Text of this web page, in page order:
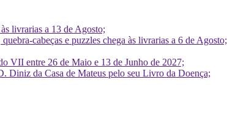
livrarias a 13 de Agosto;
cabeças e puzzles chega às livrarias a 6 de Agosto;
VII entre 26 de Maio e 13 de Junho de 2027;
da Casa de Mateus pelo seu Livro da Doença;